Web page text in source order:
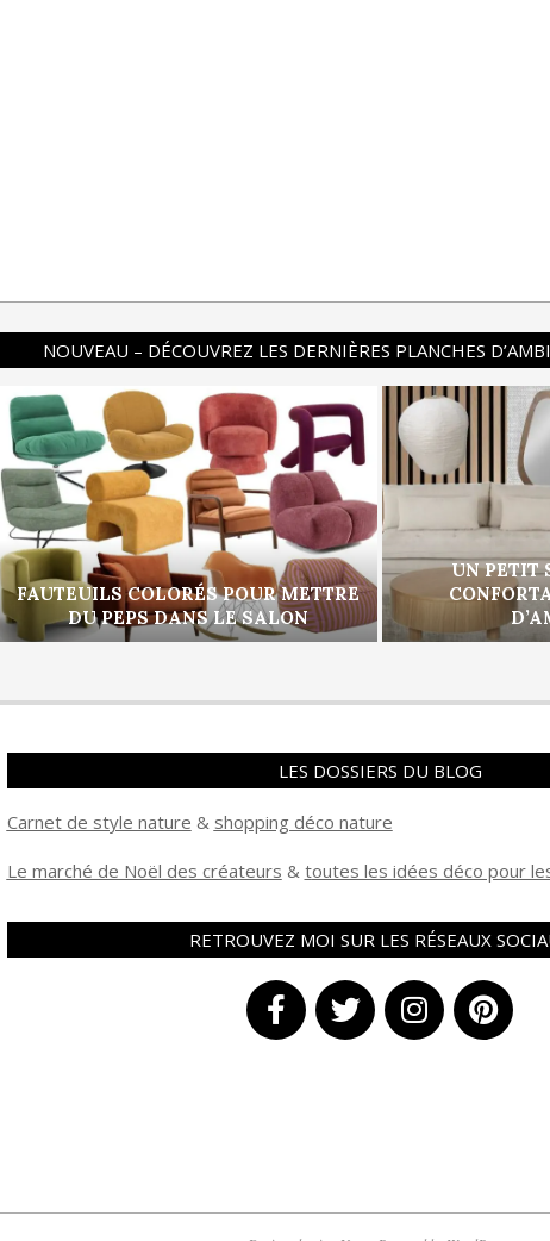
NOUVEAU – DÉCOUVREZ LES DERNIÈRES PLANCHES
FAUTEUILS COLORÉS POUR METTRE
DU PEPS DANS LE SALON
UN PETIT
LES DOSSIERS DU BLOG
Carnet de style nature & shopping déco nature
Le marché de Noël des créateurs & toutes les idées déco pour
RETROUVEZ MOI SUR LES RÉSEAUX